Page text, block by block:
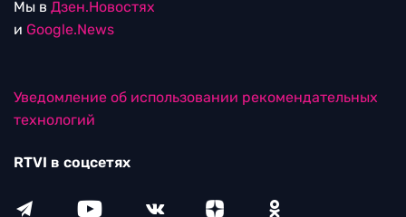
Мы в Дзен.Новостях
и Google.News
Уведомление об использовании рекомендательных
технологий
RTVI в соцсетях